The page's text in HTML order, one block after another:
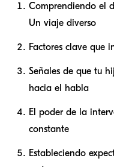
Comprendiendo el
Un viaje diverso
Factores clave que
Señales de que tu
hacia el habla
El poder de la
constante
Estableciendo